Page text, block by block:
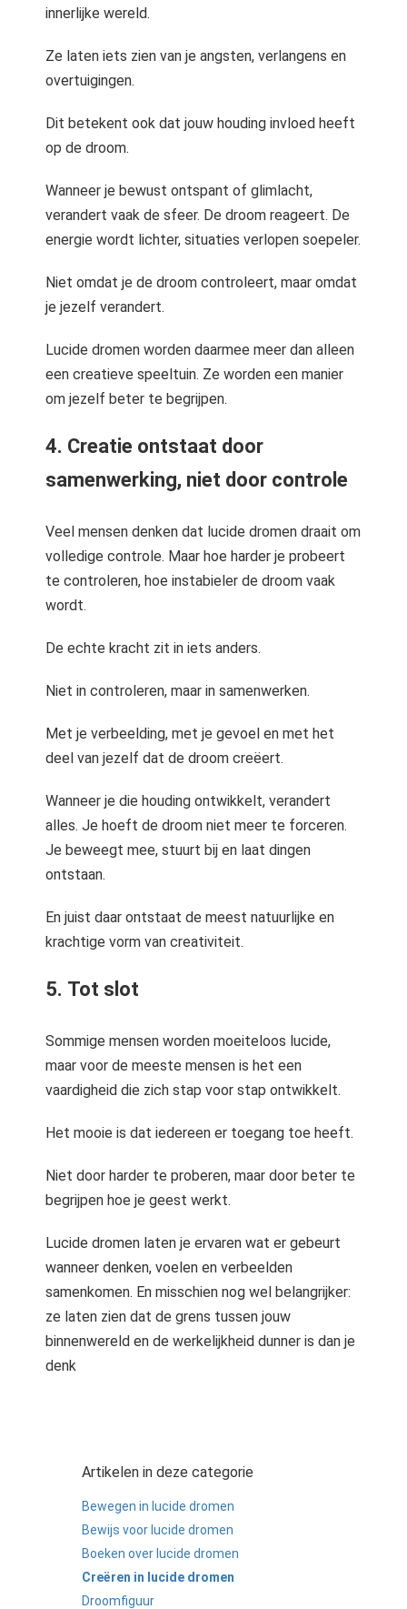
innerlijke wereld.
Ze laten iets zien van je angsten, verlangens en
overtuigingen.
Dit betekent ook dat jouw houding invloed heeft
op de droom.
Wanneer je bewust ontspant of glimlacht,
verandert vaak de sfeer. De droom reageert. De
energie wordt lichter, situaties verlopen soepeler.
Niet omdat je de droom controleert, maar omdat
je jezelf verandert.
Lucide dromen worden daarmee meer dan alleen
een creatieve speeltuin. Ze worden een manier
om jezelf beter te begrijpen.
4. Creatie ontstaat door
samenwerking, niet door controle
Veel mensen denken dat lucide dromen draait om
volledige controle. Maar hoe harder je probeert
te controleren, hoe instabieler de droom vaak
wordt.
De echte kracht zit in iets anders.
Niet in controleren, maar in samenwerken.
Met je verbeelding, met je gevoel en met het
deel van jezelf dat de droom creëert.
Wanneer je die houding ontwikkelt, verandert
alles. Je hoeft de droom niet meer te forceren.
Je beweegt mee, stuurt bij en laat dingen
ontstaan.
En juist daar ontstaat de meest natuurlijke en
krachtige vorm van creativiteit.
5. Tot slot
Sommige mensen worden moeiteloos lucide,
maar voor de meeste mensen is het een
vaardigheid die zich stap voor stap ontwikkelt.
Het mooie is dat iedereen er toegang toe heeft.
Niet door harder te proberen, maar door beter te
begrijpen hoe je geest werkt.
Lucide dromen laten je ervaren wat er gebeurt
wanneer denken, voelen en verbeelden
samenkomen. En misschien nog wel belangrijker:
ze laten zien dat de grens tussen jouw
binnenwereld en de werkelijkheid dunner is dan je
denk
Artikelen in deze categorie
Bewegen in lucide dromen
Bewijs voor lucide dromen
Boeken over lucide dromen
Creëren in lucide dromen
Droomfiguur